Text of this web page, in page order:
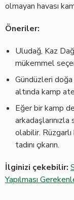
olmayan havası
Öneriler:
Uludağ, Kaz
mükemmel
Gündüzleri doğa
altında kamp
Eğer bir kamp
olabilir.
tadını çıkarın.
İlginizi çekebilir:
Yapılması